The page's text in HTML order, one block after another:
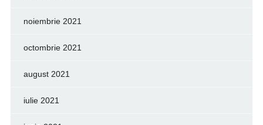
noiembrie 2021
octombrie 2021
august 2021
iulie 2021